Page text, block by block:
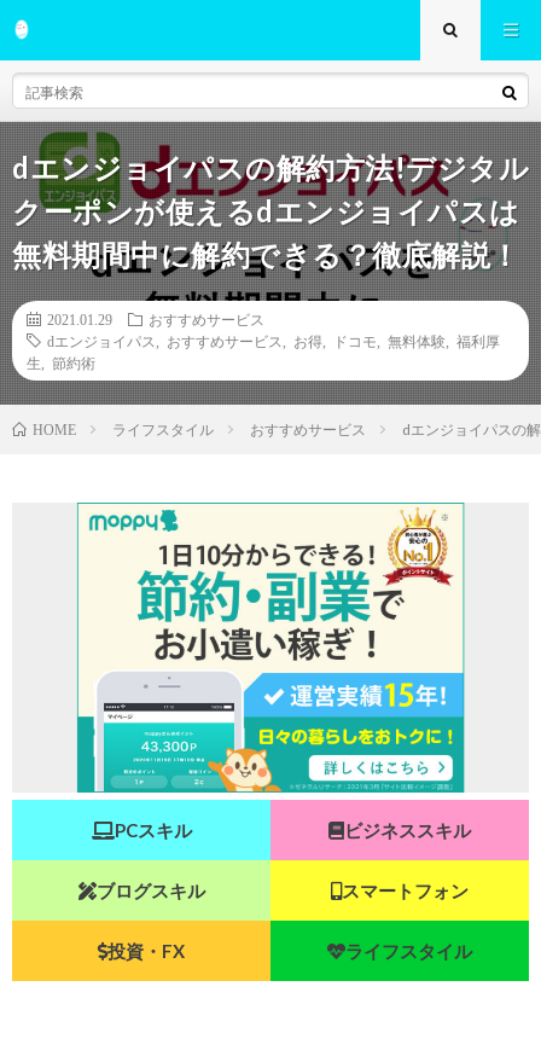
dエンジョイパスの解約方法!デジタル
クーポンが使えるdエンジョイパスは
無料期間中に解約できる？徹底解説！
2021.01.29
おすすめサービス
dエンジョイパス
おすすめサービス お得 ドコモ 無料体験
福利厚
生
節約術
HOME ライフスタイル おすすめサービス dエンジョイパスの
PCスキル ビジネススキル
ブログスキル スマートフォン
投資・FX ライフスタイル